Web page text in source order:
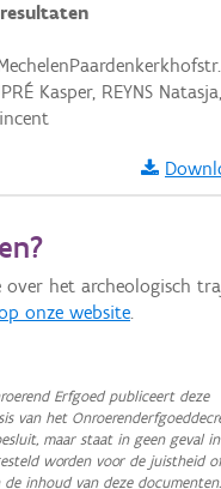
in grijswaarden
Kasper, REYNS Natasja,
over het archeologisch
onze website.
Erfgoed publiceert deze
van het
maar staat in geen geval
worden voor de juistheid of
inhoud van deze